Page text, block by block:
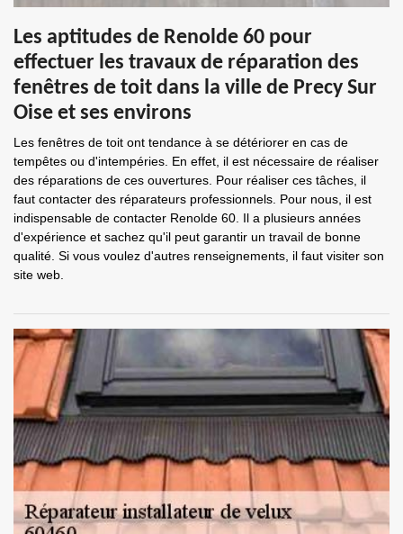
Les aptitudes de Renolde 60 pour
effectuer les travaux de réparation des
fenêtres de toit dans la ville de Precy Sur
Oise et ses environs
Les fenêtres de toit ont tendance à se détériorer en cas de
tempêtes ou d'intempéries. En effet, il est nécessaire de réaliser
des réparations de ces ouvertures. Pour réaliser ces tâches, il
faut contacter des réparateurs professionnels. Pour nous, il est
indispensable de contacter Renolde 60. Il a plusieurs années
d'expérience et sachez qu'il peut garantir un travail de bonne
qualité. Si vous voulez d'autres renseignements, il faut visiter son
site web.